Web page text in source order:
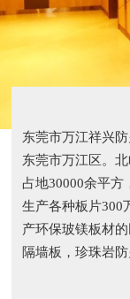
东莞市万江祥兴
东莞市万江区。
占地30000余平方
生产各种板片300
产环保玻镁板材
隔墙板，珍珠岩